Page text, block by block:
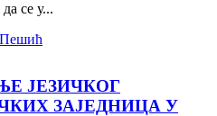
се у...
ЈЕЗИЧКОГ
ЗАЈЕДНИЦА У